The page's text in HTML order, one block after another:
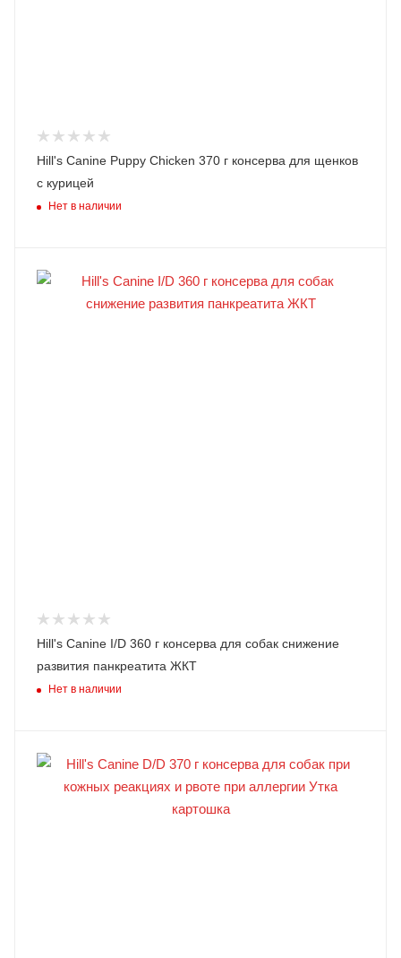
Hill's Canine Puppy Chicken 370 г консерва для щенков
с курицей
Нет в наличии
Hill's Canine I/D 360 г консерва для собак снижение
развития панкреатита ЖКТ
Нет в наличии